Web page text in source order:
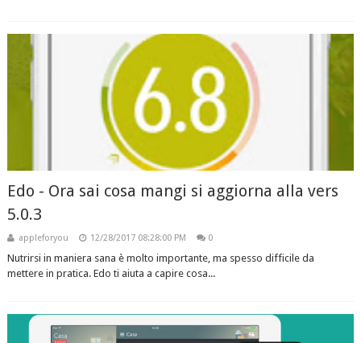
Edo - Ora sai cosa mangi si aggiorna alla vers
5.0.3
appleforyou 12/28/2017 08:28:00 PM 0
Nutrirsi in maniera sana è molto importante, ma spesso difficile da
mettere in pratica. Edo ti aiuta a capire cosa...